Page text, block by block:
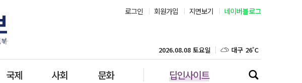
로그인 회원가입 지면보기 네이버블로그
국제 사회 문화 딥인사이트
2026.08.08 토요일 대구 26˚C
인천 29˚C